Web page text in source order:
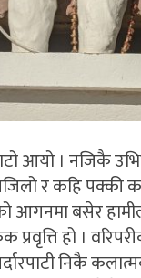
आयो । नजिकै
र कहि पक्की
आगनमा बसेर
हो ।
निकै